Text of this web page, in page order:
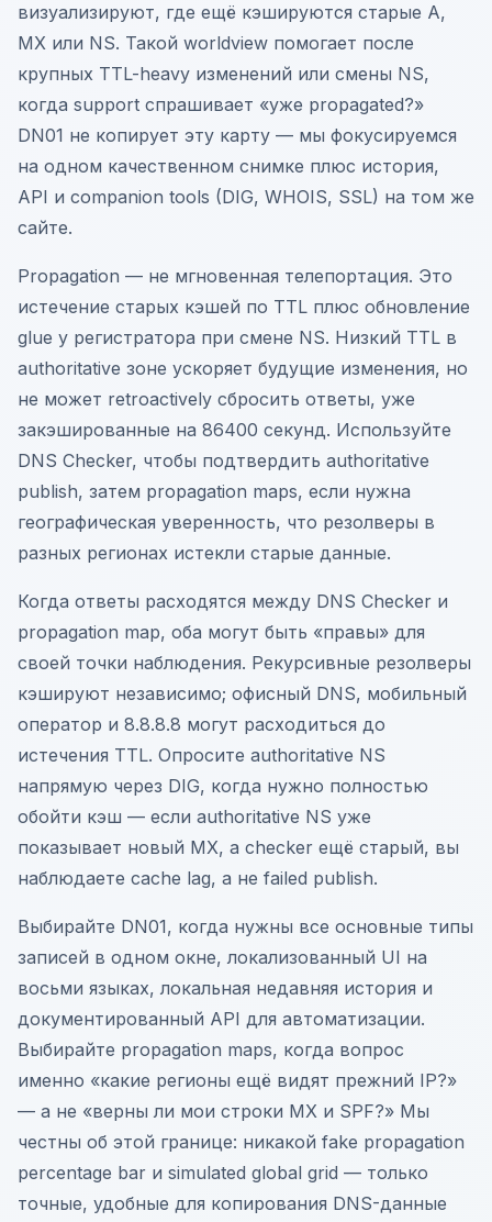
визуализируют, где ещё кэшируются старые A,
MX или NS. Такой worldview помогает после
крупных TTL-heavy изменений или смены NS,
когда support спрашивает «уже propagated?»
DN01 не копирует эту карту — мы фокусируемся
на одном качественном снимке плюс история,
API и companion tools (DIG, WHOIS, SSL) на том же
сайте.
Propagation — не мгновенная телепортация. Это
истечение старых кэшей по TTL плюс обновление
glue у регистратора при смене NS. Низкий TTL в
authoritative зоне ускоряет будущие изменения, но
не может retroactively сбросить ответы, уже
закэшированные на 86400 секунд. Используйте
DNS Checker, чтобы подтвердить authoritative
publish, затем propagation maps, если нужна
географическая уверенность, что резолверы в
разных регионах истекли старые данные.
Когда ответы расходятся между DNS Checker и
propagation map, оба могут быть «правы» для
своей точки наблюдения. Рекурсивные резолверы
кэшируют независимо; офисный DNS, мобильный
оператор и 8.8.8.8 могут расходиться до
истечения TTL. Опросите authoritative NS
напрямую через DIG, когда нужно полностью
обойти кэш — если authoritative NS уже
показывает новый MX, а checker ещё старый, вы
наблюдаете cache lag, а не failed publish.
Выбирайте DN01, когда нужны все основные типы
записей в одном окне, локализованный UI на
восьми языках, локальная недавняя история и
документированный API для автоматизации.
Выбирайте propagation maps, когда вопрос
именно «какие регионы ещё видят прежний IP?»
— а не «верны ли мои строки MX и SPF?» Мы
честны об этой границе: никакой fake propagation
percentage bar и simulated global grid — только
точные, удобные для копирования DNS-данные